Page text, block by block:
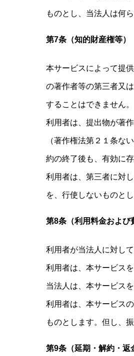
ものとし、当法人は何
第7条（知的財産権等）
本サービスによって提
の著作者等の第三者又
することはできません。
利用者は、提出物が著
（著作権法第２１条な
約の終了後も、有効に
利用者は、第三者に対
を、行使しないものとし
第8条（利用料金および
利用者が当法人に対し
利用者は、本サービス
当法人は、本サービス
利用者は、本サービス
ものとします。但し、
第9条（延期・解約・返